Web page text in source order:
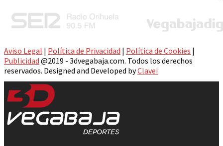
Aviso Legal | Política de Privacidad | Política de Cookies |
Publicidad @2019 - 3dvegabaja.com. Todos los derechos
reservados. Designed and Developed byClavei